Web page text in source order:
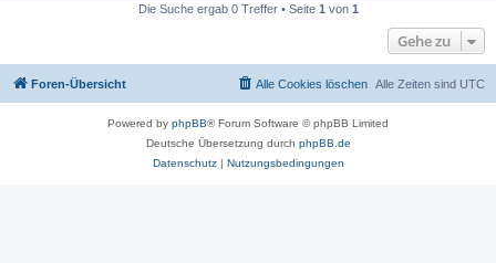
Die Suche ergab 0 Treffer • Seite 1 von 1
Gehe zu
Foren-Übersicht Alle Zeiten sind UTC
Alle Cookies löschen
Powered by phpBB® Forum Software © phpBB Limited
Deutsche Übersetzung durch phpBB.de
Datenschutz| Nutzungsbedingungen